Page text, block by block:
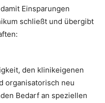
Einsparungen
schließt und übergibt
den klinikeigenen
organisatorisch neu
Bedarf an speziellen